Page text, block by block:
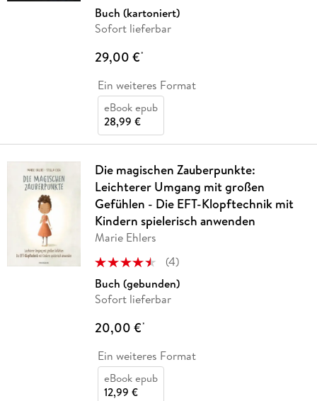
Buch (kartoniert)
Sofort lieferbar
29,00 €*
Ein weiteres Format
eBook epub
28,99 €
Die magischen Zauberpunkte:
Leichterer Umgang mit großen
Gefühlen - Die EFT-Klopftechnik mit
Kindern spielerisch anwenden
Marie Ehlers
(4)
Buch (gebunden)
Sofort lieferbar
20,00 €*
Ein weiteres Format
eBook epub
12,99 €